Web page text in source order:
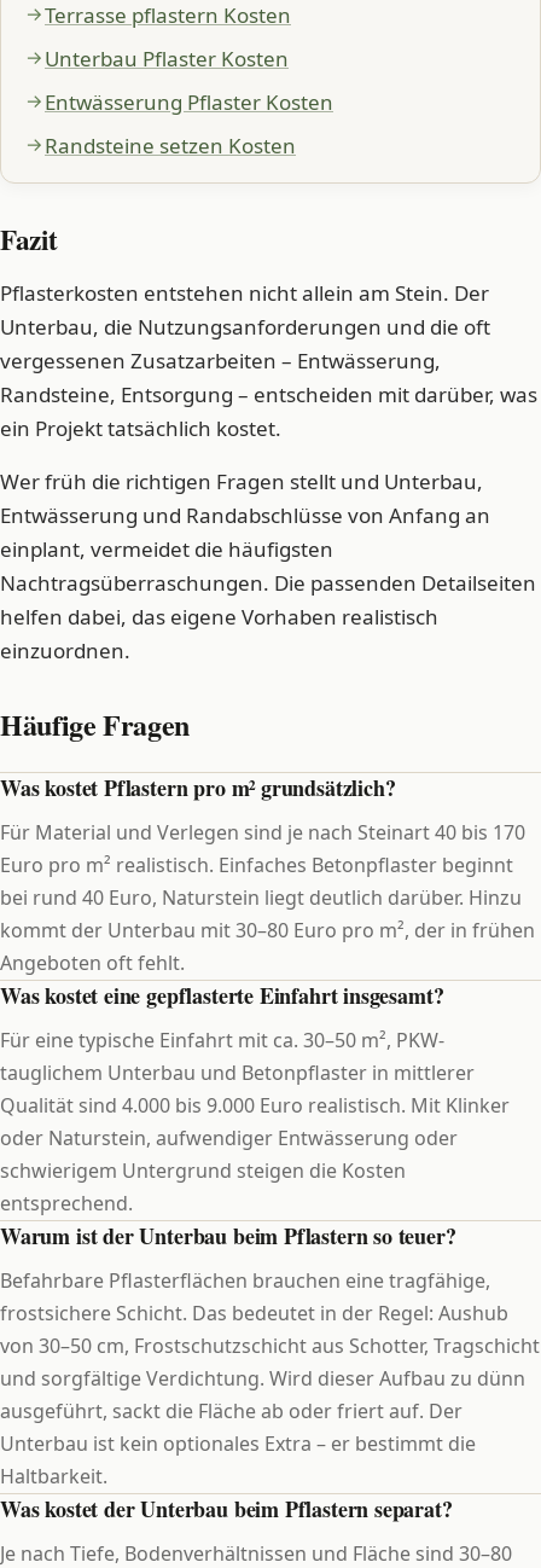
Terrasse pflastern Kosten
Unterbau Pflaster Kosten
Entwässerung Pflaster Kosten
Randsteine setzen Kosten
Fazit
Pflasterkosten entstehen nicht allein am Stein. Der
Unterbau, die Nutzungsanforderungen und die oft
vergessenen Zusatzarbeiten – Entwässerung,
Randsteine, Entsorgung – entscheiden mit darüber, was
ein Projekt tatsächlich kostet.
Wer früh die richtigen Fragen stellt und Unterbau,
Entwässerung und Randabschlüsse von Anfang an
einplant, vermeidet die häufigsten
Nachtragsüberraschungen. Die passenden Detailseiten
helfen dabei, das eigene Vorhaben realistisch
einzuordnen.
Häufige Fragen
Was kostet Pflastern pro m² grundsätzlich?
Für Material und Verlegen sind je nach Steinart 40 bis 170
Euro pro m² realistisch. Einfaches Betonpflaster beginnt
bei rund 40 Euro, Naturstein liegt deutlich darüber. Hinzu
kommt der Unterbau mit 30–80 Euro pro m², der in frühen
Angeboten oft fehlt.
Was kostet eine gepflasterte Einfahrt insgesamt?
Für eine typische Einfahrt mit ca. 30–50 m², PKW-
tauglichem Unterbau und Betonpflaster in mittlerer
Qualität sind 4.000 bis 9.000 Euro realistisch. Mit Klinker
oder Naturstein, aufwendiger Entwässerung oder
schwierigem Untergrund steigen die Kosten
entsprechend.
Warum ist der Unterbau beim Pflastern so teuer?
Befahrbare Pflasterflächen brauchen eine tragfähige,
frostsichere Schicht. Das bedeutet in der Regel: Aushub
von 30–50 cm, Frostschutzschicht aus Schotter, Tragschicht
und sorgfältige Verdichtung. Wird dieser Aufbau zu dünn
ausgeführt, sackt die Fläche ab oder friert auf. Der
Unterbau ist kein optionales Extra – er bestimmt die
Haltbarkeit.
Was kostet der Unterbau beim Pflastern separat?
Je nach Tiefe, Bodenverhältnissen und Fläche sind 30–80